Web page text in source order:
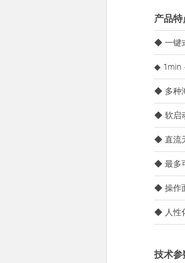
产品特
◆ 一键
◆ 1min
◆ 多种
◆ 软启
◆ 直流
◆ 最多
◆ 操作
◆ 人性
技术参